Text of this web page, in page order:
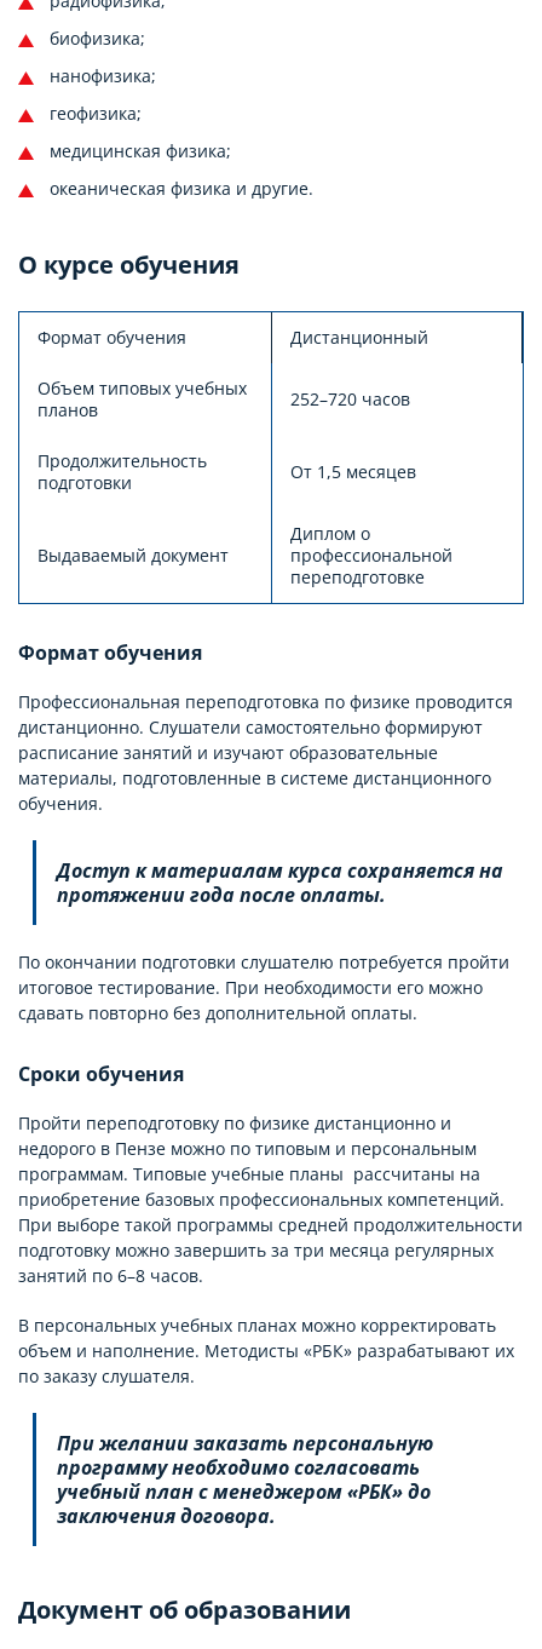
биофизика;
нанофизика;
геофизика;
медицинская физика;
океаническая физика и другие.
О курсе обучения
Формат обучения Дистанционный
Объем типовых учебных
планов
252–720 часов
Продолжительность
подготовки
От 1,5 месяцев
Выдаваемый документ
Диплом о
профессиональной
переподготовке
Формат обучения
Профессиональная переподготовка по физике проводится
дистанционно. Слушатели самостоятельно формируют
расписание занятий и изучают образовательные
материалы, подготовленные в системе дистанционного
обучения.
Доступ к материалам курса сохраняется на
протяжении года после оплаты.
По окончании подготовки слушателю потребуется пройти
итоговое тестирование. При необходимости его можно
сдавать повторно без дополнительной оплаты.
Сроки обучения
Пройти переподготовку по физике дистанционно и
недорого в Пензе можно по типовым и персональным
программам. Типовые учебные планы рассчитаны на
приобретение базовых профессиональных компетенций.
При выборе такой программы средней продолжительности
подготовку можно завершить за три месяца регулярных
занятий по 6–8 часов.
В персональных учебных планах можно корректировать
объем и наполнение. Методисты «РБК» разрабатывают их
по заказу слушателя.
При желании заказать персональную
программу необходимо согласовать
учебный план с менеджером «РБК» до
заключения договора.
Документ об образовании